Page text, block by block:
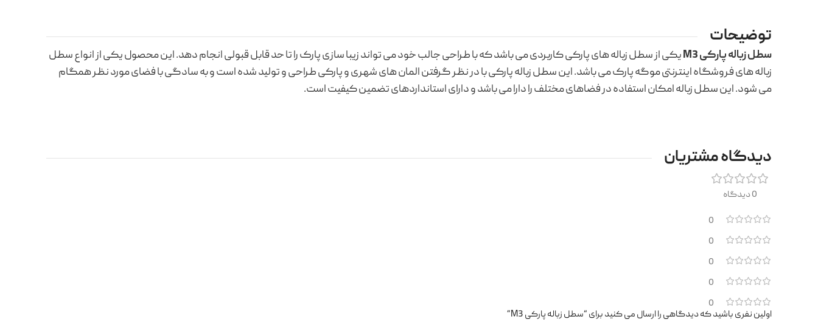
توضیحات
سطل زباله پارکی M3
یکی از سطل زباله های پارکی کاربردی می باشد که با طراحی جالب خود می تواند زیبا سازی پارک را تا حد قابل قبولی انجام دهد. این محصول یکی از انواع سطل
زباله های فروشگاه اینترنتی موگه پارک می باشد. این سطل زباله پارکی با در نظر گرفتن المان های شهری و پارکی طراحی و تولید شده است و به سادگی با فضای مورد نظر همگام
می شود. این سطل زباله امکان استفاده در فضاهای مختلف را دارا می باشد و دارای استانداردهای تضمین کیفیت است.
دیدگاه مشتریان
0 دیدگاه
0
0
0
0
0
اولین نفری باشید که دیدگاهی را ارسال می کنید برای “سطل زباله پارکی M3”